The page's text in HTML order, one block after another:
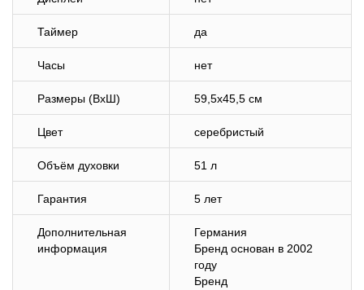
Таймер да
Часы нет
Размеры (ВхШ) 59,5х45,5 см
Цвет серебристый
Объём духовки 51 л
Гарантия 5 лет
Дополнительная
информация
Германия
Бренд основан в 2002
году
Бренд